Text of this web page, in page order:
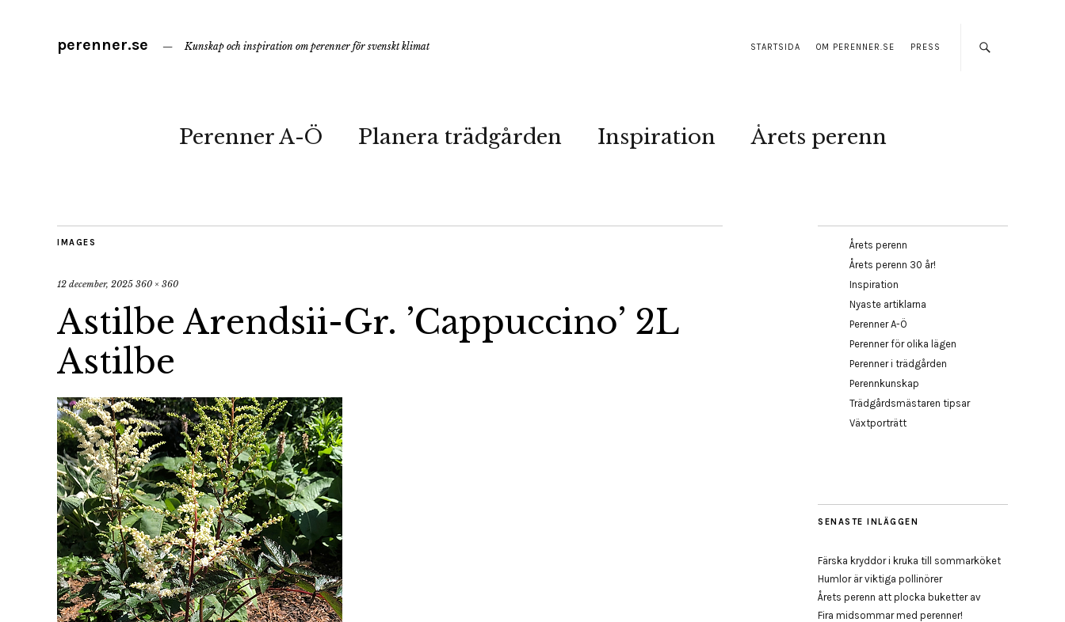
STARTSIDA OM PERENNER.SE PRESS
perenner.se Kunskap och inspiration om perenner för svenskt klimat
Perenner A-Ö Planera trädgården Inspiration Årets perenn
IMAGES
12 december, 2025 360 × 360
Astilbe Arendsii-Gr. ’Cappuccino’ 2L
Astilbe
Årets perenn
Årets perenn 30 år!
Inspiration
Nyaste artiklarna
Perenner A-Ö
Perenner för olika lägen
Perenner i trädgården
Perennkunskap
Trädgårdsmästaren tipsar
Växtporträtt
SENASTE INLÄGGEN
Färska kryddor i kruka till sommarköket
Humlor är viktiga pollinörer
Årets perenn att plocka buketter av
Fira midsommar med perenner!